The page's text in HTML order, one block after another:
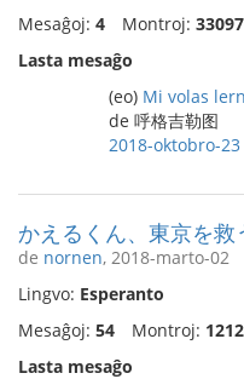
Mesaĝoj: 4 Montroj: 33097
Lasta mesaĝo
(eo) Mi volas
de 呼格吉勒图
2018-oktobro-23
かえるくん、東京を救
de nornen, 2018-marto-02
Lingvo: Esperanto
Mesaĝoj: 54 Montroj:
Lasta mesaĝo